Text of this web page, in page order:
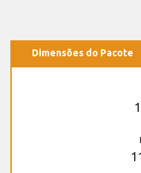
Dimensões do Pacote